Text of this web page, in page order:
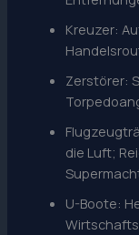
Kreuzer:
Zerstörer:
die Luft;
U-Boote: